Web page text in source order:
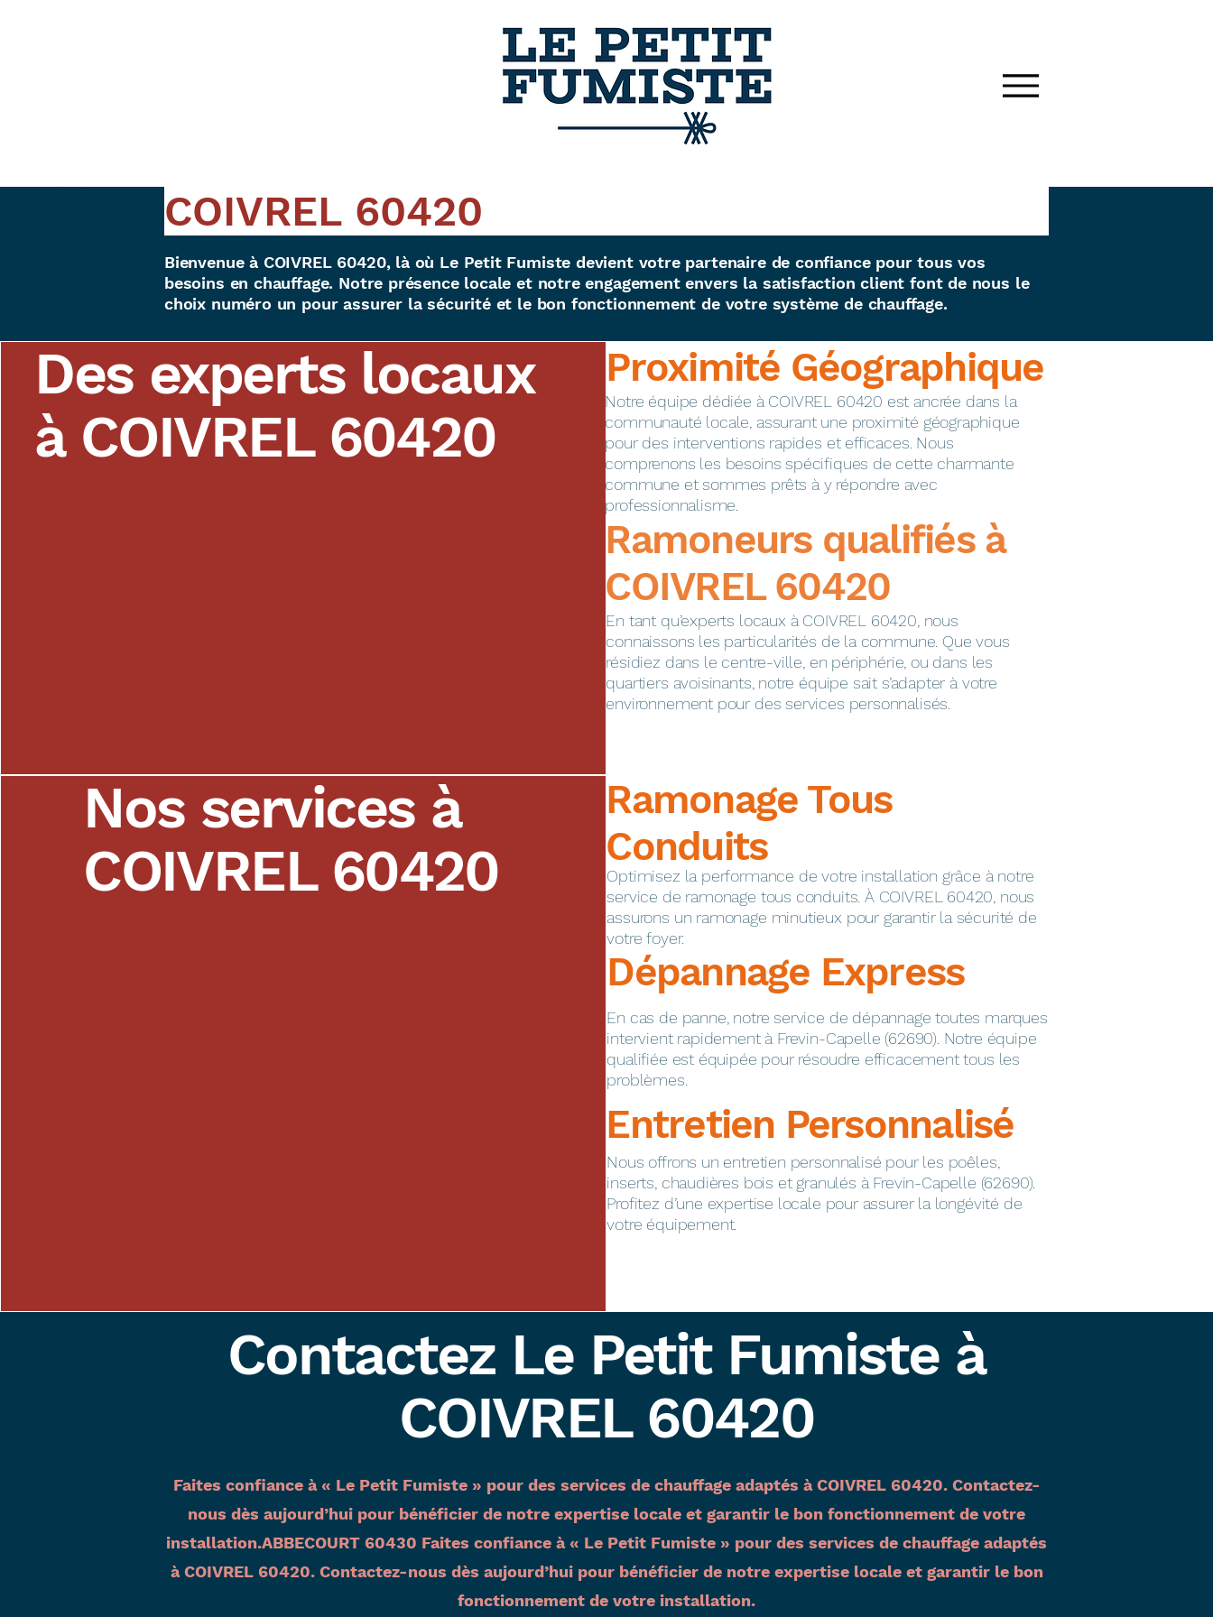
COIVREL 60420
Bienvenue à COIVREL 60420, là où Le Petit Fumiste devient votre partenaire de confiance pour tous vos
besoins en chauffage. Notre présence locale et notre engagement envers la satisfaction client font de nous le
choix numéro un pour assurer la sécurité et le bon fonctionnement de votre système de chauffage.
Des experts locaux
à COIVREL 60420
Proximité Géographique
​Notre équipe dédiée à COIVREL 60420 est ancrée dans la
communauté locale, assurant une proximité géographique
pour des interventions rapides et efficaces. Nous
comprenons les besoins spécifiques de cette charmante
commune et sommes prêts à y répondre avec
professionnalisme.
​​​​Ramoneurs qualifiés à
COIVREL 60420
En tant qu’experts locaux à COIVREL 60420, nous
connaissons les particularités de la commune. Que vous
résidiez dans le centre-ville, en périphérie, ou dans les
quartiers avoisinants, notre équipe sait s’adapter à votre
environnement pour des services personnalisés.
Nos services à
COIVREL 60420
Ramonage Tous
Conduits
Optimisez la performance de votre installation grâce à notre
service de ramonage tous conduits. À COIVREL 60420, nous
assurons un ramonage minutieux pour garantir la sécurité de
votre foyer.
Dépannage Express
En cas de panne, notre service de dépannage toutes marques
intervient rapidement à Frevin-Capelle (62690). Notre équipe
qualifiée est équipée pour résoudre efficacement tous les
problèmes.
Entretien Personnalisé
Nous offrons un entretien personnalisé pour les poêles,
inserts, chaudières bois et granulés à Frevin-Capelle (62690).
Profitez d’une expertise locale pour assurer la longévité de
votre équipement.
Contactez Le Petit Fumiste à
COIVREL 60420
Faites confiance à « Le Petit Fumiste » pour des services de chauffage adaptés à COIVREL 60420. Contactez-
nous dès aujourd’hui pour bénéficier de notre expertise locale et garantir le bon fonctionnement de votre
installation.ABBECOURT 60430 Faites confiance à « Le Petit Fumiste » pour des services de chauffage adaptés
à COIVREL 60420. Contactez-nous dès aujourd’hui pour bénéficier de notre expertise locale et garantir le bon
fonctionnement de votre installation.